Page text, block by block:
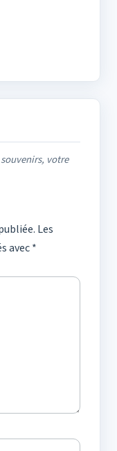
votre
Les
avec*